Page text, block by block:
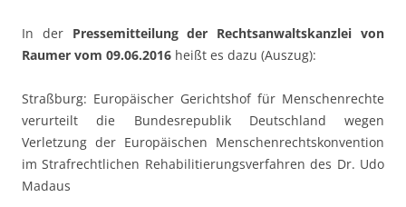
In der Pressemitteilung der Rechtsanwaltskanzlei von
Raumer vom 09.06.2016 heißt es dazu (Auszug):
Straßburg: Europäischer Gerichtshof für Menschenrechte
verurteilt die Bundesrepublik Deutschland wegen
Verletzung der Europäischen Menschenrechtskonvention
im Strafrechtlichen Rehabilitierungsverfahren des Dr. Udo
Madaus